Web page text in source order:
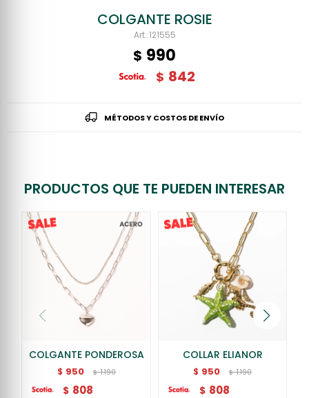
COLGANTE ROSIE
121555
$ 990
$ 842
MÉTODOS Y COSTOS DE ENVÍO
PRODUCTOS QUE TE PUEDEN INTERESAR
COLGANTE PONDEROSA
$ 950 $ 1.190
$ 808
COLLAR ELIANOR
$ 950 $ 1.190
$ 808